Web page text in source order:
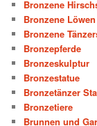
Bronzene
Bronzene
Bronzene
Bronzepferde
Bronzeskulptur
Bronzestatue
Bronzetänzer
Bronzetiere
Brunnen und